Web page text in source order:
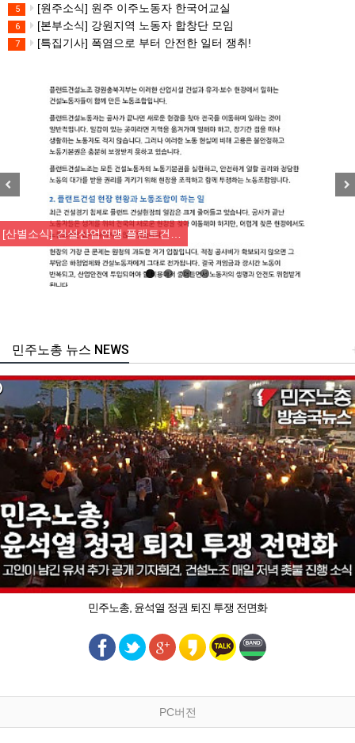
5 [원주소식] 원주 이주노동자 한국어교실
6 [본부소식] 강원지역 노동자 합창단 모임
7 [특집기사] 폭염으로 부터 안전한 일터 쟁취!
[산별소식] 건설산업연맹 플랜트건…
주노총 뉴스 NEWS
민주노총, 윤석열 정권 퇴진 투쟁 전면화
PC버전